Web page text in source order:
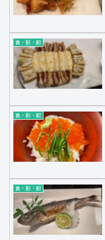
食・彩・記
食・彩・記
食・彩・記